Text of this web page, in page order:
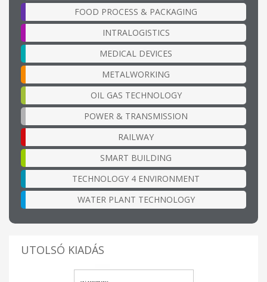
FOOD PROCESS & PACKAGING
INTRALOGISTICS
MEDICAL DEVICES
METALWORKING
OIL GAS TECHNOLOGY
POWER & TRANSMISSION
RAILWAY
SMART BUILDING
TECHNOLOGY 4 ENVIRONMENT
WATER PLANT TECHNOLOGY
UTOLSÓ KIADÁS